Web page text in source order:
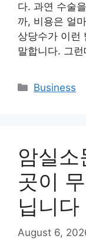
다. 과연 수술
까, 비용은 얼
상당수가 이런
말합니다. 그
Categories
Business
암실
곳이
닙니다
August 6,